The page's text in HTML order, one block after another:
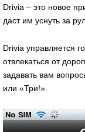
Drivia – это новое
даст им уснуть за
Drivia управляется
отвлекаться от
задавать вам
или «Три!».